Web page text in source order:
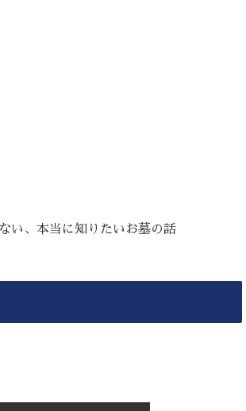
い、本当に知りたいお墓の話